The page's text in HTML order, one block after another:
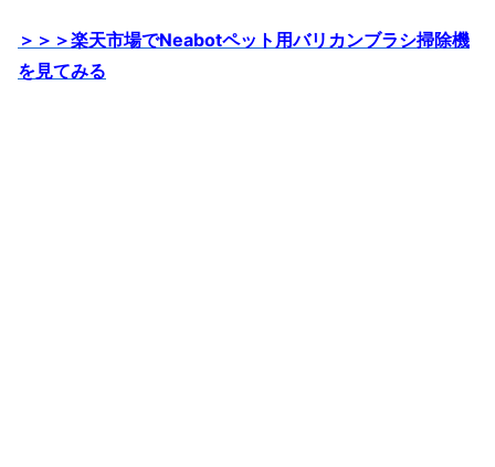
＞＞＞楽天市場でNeabotペット用バリカンブラシ掃除機
を見てみる